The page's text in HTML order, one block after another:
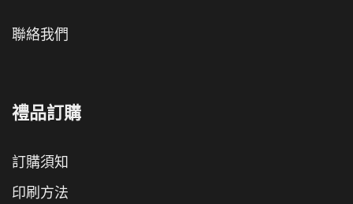
聯絡我們
禮品訂購
訂購須知
印刷方法